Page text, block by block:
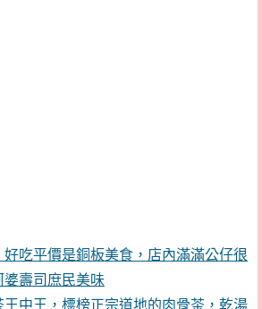
吃平價是銅板美食，店內滿滿公仔很
壽司庶民美味
中王，標榜正宗道地的肉骨茶，乾湯